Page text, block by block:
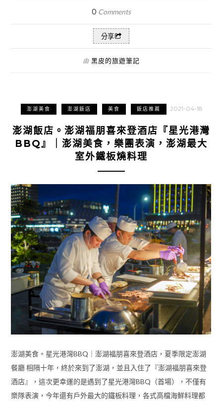
0 Comments
分享
由 黑皮的旅遊筆記
澎湖美食 澎湖飯店 美食 飯店推薦 2021-04-18
澎湖飯店。澎湖福朋喜來登酒店『星光港灣
BBQ』｜澎湖美食，樂團表演，澎湖最大
室外鐵板燒料理
澎湖美食。星光港灣BBQ｜澎湖福朋喜來登酒店，夏季限定澎湖
餐廳 相隔十年，終於來到了澎湖，並且入住了『澎湖福朋喜來登
酒店』，這次更幸運的是遇到了星光港灣BBQ（首場），不僅有
樂隊表演，今年還有戶外最大的鐵板料理，各式高檔海鮮料理都